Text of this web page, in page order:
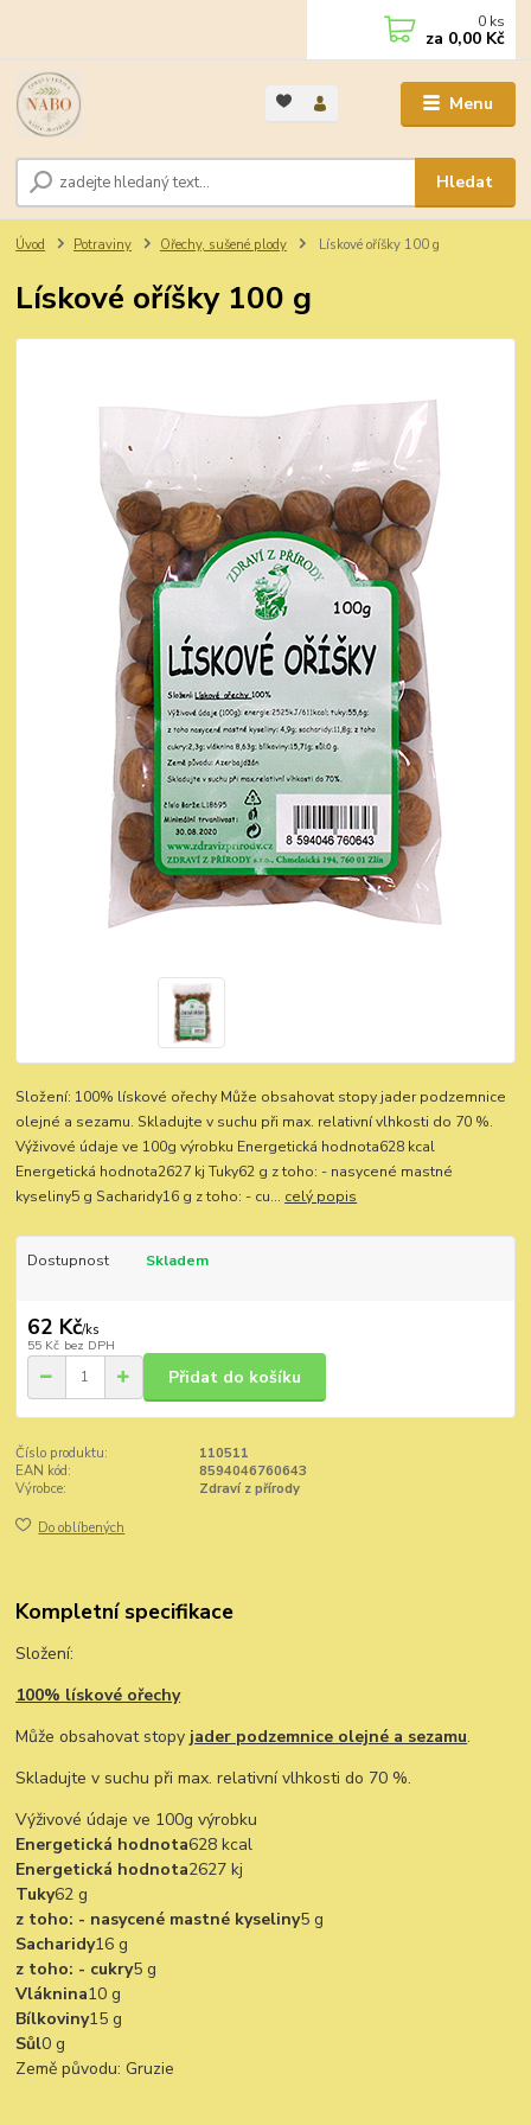
Menu
Hledat
0 ks
za 0,00 Kč
Úvod Potraviny Ořechy, sušené plody Lískové oříšky 100 g
Lískové oříšky 100 g
Složení: 100% lískové ořechy Může obsahovat stopy jader podzemnice
olejné a sezamu. Skladujte v suchu při max. relativní vlhkosti do 70 %.
Výživové údaje ve 100g výrobku Energetická hodnota628 kcal
Energetická hodnota2627 kj Tuky62 g z toho: - nasycené mastné
kyseliny5 g Sacharidy16 g z toho: - cu... celý popis
Dostupnost Skladem
62 Kč/ks
55 Kč bez DPH
Přidat do košíku
Číslo produktu:
110511
EAN kód:
8594046760643
Výrobce:
Zdraví z přírody
Do oblíbených
Kompletní specifikace
Složení:
100% lískové ořechy
Může obsahovat stopy jader podzemnice olejné a sezamu.
Skladujte v suchu při max. relativní vlhkosti do 70 %.
Výživové údaje ve 100g výrobku
Energetická hodnota628 kcal
Energetická hodnota2627 kj
Tuky62 g
z toho: - nasycené mastné kyseliny5 g
Sacharidy16 g
z toho: - cukry5 g
Vláknina10 g
Bílkoviny15 g
Sůl0 g
Země původu: Gruzie